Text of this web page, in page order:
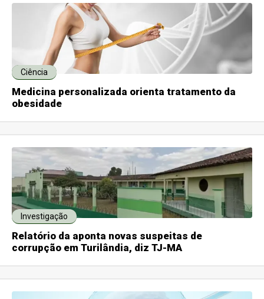
Ciência
Medicina personalizada orienta tratamento da
obesidade
Investigação
Relatório da aponta novas suspeitas de
corrupção em Turilândia, diz TJ-MA